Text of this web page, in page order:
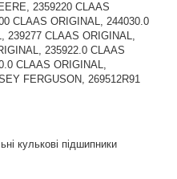
2359220 CLAAS
CLAAS ORIGINAL, 244030.0
239277 CLAAS ORIGINAL,
235922.0 CLAAS
CLAAS ORIGINAL,
FERGUSON, 269512R91
кулькові підшипники